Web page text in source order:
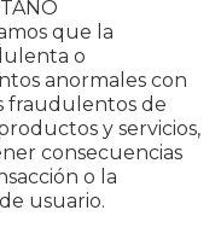
que la
o
anormales con
fraudulentos de
y servicios,
consecuencias
o la
usuario.